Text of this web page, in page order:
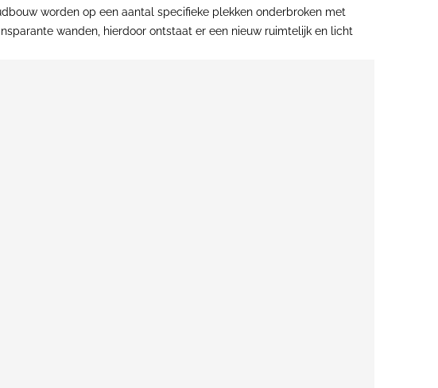
worden op een aantal specifieke plekken onderbroken met
wanden, hierdoor ontstaat er een nieuw ruimtelijk en licht